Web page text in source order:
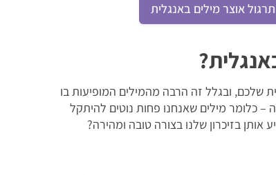
תרגול אוצר מילים באנגלית
ובגלל זה הרבה מהמילים המופיעות בו
כלומר מילים שאנחנו פחות נוטים להיתקל
אותן בזיכרון שלנו בצורה טובה ומהירה?